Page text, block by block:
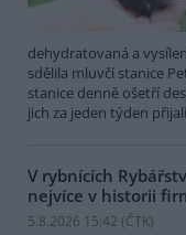
dehydratovaná a
sdělila mluvčí stanice
stanice denně ošetří
jich za jeden týden
V rybnících
nejvíce v historii
5.8.2026 15:42 (ČTK)